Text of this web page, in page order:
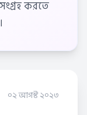
করতে
০২ আগস্ট ২০২৩